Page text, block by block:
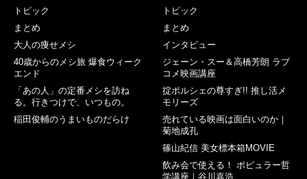
トピック
まとめ
大人の痩せメシ
40歳からのメシ旅 爆食ウィーク
エンド
「あの人」の定番メシを訪ね
る。行きつけで、いつもの。
稲田俊輔のうまいものだらけ
トピック
まとめ
インタビュー
ジェーン・スー＆高橋芳朗 ラブ
コメ映画講座
掟ポルシェの尊すぎ!! 推し活メ
モリーズ
売れている映画は面白いのか｜
菊地成孔
篠山紀信 美女標本箱MOVIE
飲み会で使える！ ポピュラー哲
学講座｜谷川嘉浩